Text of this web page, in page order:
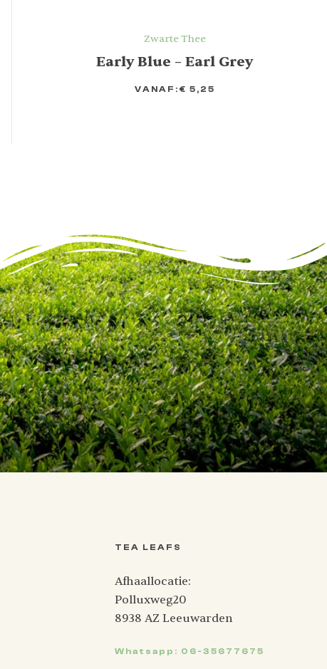
Zwarte Thee
Early Blue – Earl Grey
VANAF: € 5,25
TEA LEAFS
Afhaallocatie:
Polluxweg20
8938 AZ Leeuwarden
Whatsapp: 06-35677675